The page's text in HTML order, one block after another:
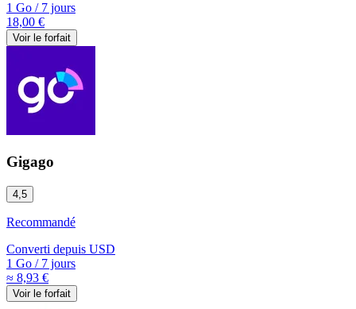
1 Go /7 jours
18,00 €
Voir le forfait
Gigago
4,5
Recommandé
Converti depuis USD
1 Go /7 jours
≈ 8,93 €
Voir le forfait